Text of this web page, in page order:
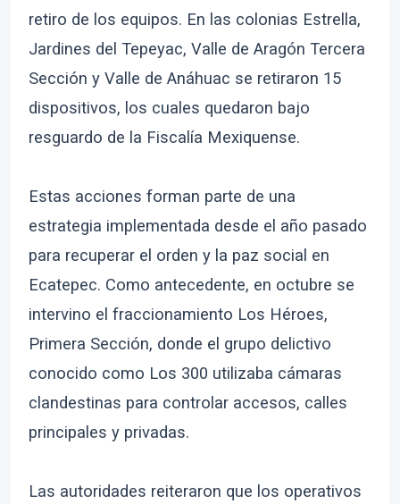
retiro de los equipos. En las colonias Estrella,
Jardines del Tepeyac, Valle de Aragón Tercera
Sección y Valle de Anáhuac se retiraron 15
dispositivos, los cuales quedaron bajo
resguardo de la Fiscalía Mexiquense.
Estas acciones forman parte de una
estrategia implementada desde el año pasado
para recuperar el orden y la paz social en
Ecatepec. Como antecedente, en octubre se
intervino el fraccionamiento Los Héroes,
Primera Sección, donde el grupo delictivo
conocido como Los 300 utilizaba cámaras
clandestinas para controlar accesos, calles
principales y privadas.
Las autoridades reiteraron que los operativos